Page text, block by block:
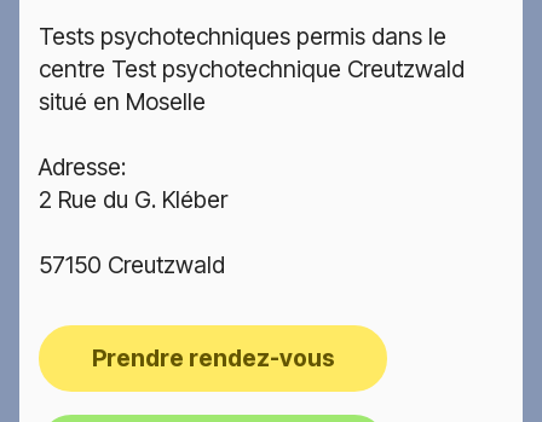
Tests psychotechniques permis dans le
centre Test psychotechnique Creutzwald
situé en Moselle
Adresse:
2 Rue du G. Kléber
57150 Creutzwald
Prendre rendez-vous